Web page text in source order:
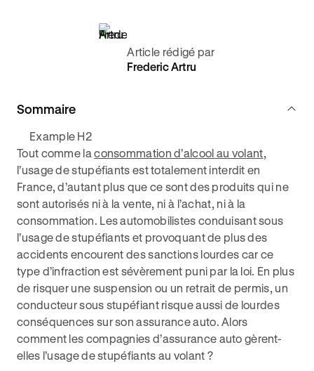
Article rédigé par
Frederic Artru
Sommaire
Example H2
Tout comme laconsommation d’alcool au volant,
l’usage de stupéfiants est totalement interdit en
France, d’autant plus que ce sont des produits qui ne
sont autorisés ni à la vente, ni à l’achat, ni à la
consommation. Les automobilistes conduisant sous
l’usage de stupéfiants et provoquant de plus des
accidents encourent des sanctions lourdes car ce
type d’infraction est sévèrement puni par la loi. En plus
de risquer une suspension ou un retrait de permis, un
conducteur sous stupéfiant risque aussi de lourdes
conséquences sur son assurance auto. Alors
comment les compagnies d’assurance auto gèrent-
elles l’usage de stupéfiants au volant ?